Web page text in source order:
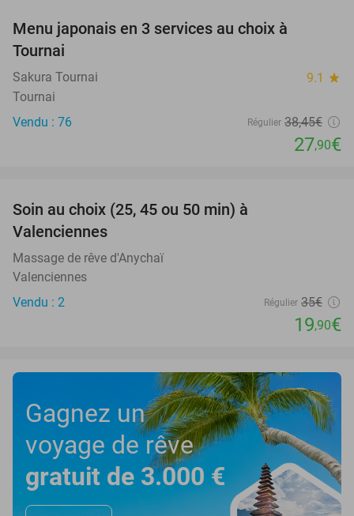
Menu japonais en 3 services au choix à
Tournai
Sakura Tournai 9.1 star
Tournai
Vendu : 76
Régulier 38,45€
27,90€
Soin au choix (25, 45 ou 50 min) à
Valenciennes
Massage de rêve d'Anychaï
Valenciennes
Vendu : 2
Régulier 35€
19,90€
Gagnez un
voyage de rêve
gratuit de 3.000 €